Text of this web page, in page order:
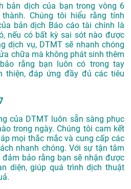
bản dịch của bạn trong vòng 6
Chúng tôi hiểu rằng tính
bản dịch Báo cáo tài chính là
nếu có bất kỳ sai sót nào được
dịch vụ, DTMT sẽ nhanh chóng
chữa mà không phát sinh thêm
rằng bạn luôn có trong tay
thiện, đáp ứng đầy đủ các tiêu
của DTMT luôn sẵn sàng phục
trong ngày. Chúng tôi cam kết
mọi thắc mắc và cung cấp các
nhanh chóng. Với sự tận tâm
đảm bảo rằng bạn sẽ nhận được
diện, giúp quá trình dịch thuật